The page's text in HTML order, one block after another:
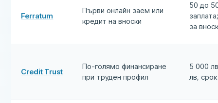
Ferratum
Първи онлайн заем или
кредит на вноски
50 до
за
Credit Trust
По-голямо финансиране
при труден профил
5 000
лв,